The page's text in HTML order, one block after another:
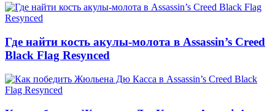
Где найти кость акулы-молота в Assassin’s Creed
Black Flag Resynced